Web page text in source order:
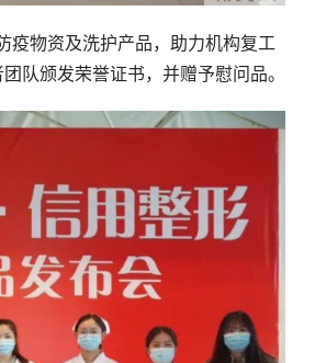
物资及洗护产品，助力机构复工
队颁发荣誉证书，并赠予慰问品。